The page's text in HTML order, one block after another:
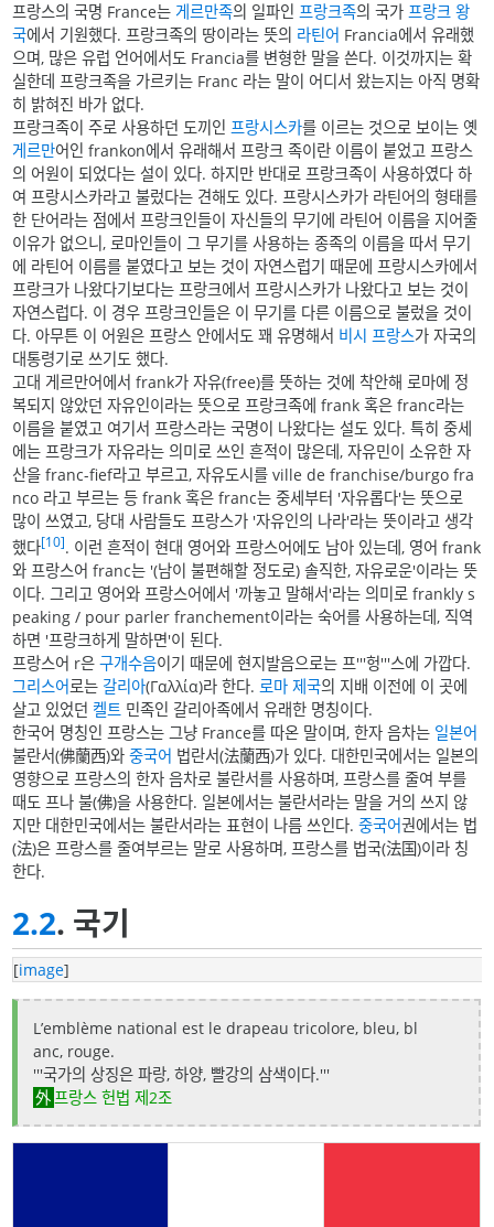
프랑스의 국명 France는 게르만족의 일파인프랑크족의 국가프랑크 왕
국에서 기원했다. 프랑크족의 땅이라는 뜻의 라틴어 Francia에서 유래했
으며, 많은 유럽 언어에서도 Francia를 변형한 말을 쓴다. 이것까지는 확
실한데 프랑크족을 가르키는 Franc 라는 말이 어디서 왔는지는 아직 명확
히 밝혀진 바가 없다.
프랑크족이 주로 사용하던 도끼인프랑시스카를 이르는 것으로 보이는 옛
게르만어인 frankon에서 유래해서 프랑크 족이란 이름이 붙었고 프랑스
의 어원이 되었다는 설이 있다. 하지만 반대로 프랑크족이 사용하였다 하
여 프랑시스카라고 불렀다는 견해도 있다. 프랑시스카가 라틴어의 형태를
한 단어라는 점에서 프랑크인들이 자신들의 무기에 라틴어 이름을 지어줄
이유가 없으니, 로마인들이 그 무기를 사용하는 종족의 이름을 따서 무기
에 라틴어 이름를 붙였다고 보는 것이 자연스럽기 때문에 프랑시스카에서
프랑크가 나왔다기보다는 프랑크에서 프랑시스카가 나왔다고 보는 것이
자연스럽다. 이 경우 프랑크인들은 이 무기를 다른 이름으로 불렀을 것이
다. 아무튼 이 어원은 프랑스 안에서도 꽤 유명해서 비시 프랑스가 자국의
대통령기로 쓰기도 했다.
고대 게르만어에서 frank가 자유(free)를 뜻하는 것에 착안해 로마에 정
복되지 않았던 자유인이라는 뜻으로 프랑크족에 frank 혹은 franc라는
이름을 붙였고 여기서 프랑스라는 국명이 나왔다는 설도 있다. 특히 중세
에는 프랑크가 자유라는 의미로 쓰인 흔적이 많은데, 자유민이 소유한 자
산을 franc-fief라고 부르고, 자유도시를 ville de franchise/burgo fra
nco 라고 부르는 등 frank 혹은 franc는 중세부터 '자유롭다'는 뜻으로
많이 쓰였고, 당대 사람들도 프랑스가 '자유인의 나라'라는 뜻이라고 생각
했다[10]. 이런 흔적이 현대 영어와 프랑스어에도 남아 있는데, 영어 frank
와 프랑스어 franc는 '(남이 불편해할 정도로) 솔직한, 자유로운'이라는 뜻
이다. 그리고 영어와 프랑스어에서 '까놓고 말해서'라는 의미로 frankly s
peaking / pour parler franchement이라는 숙어를 사용하는데, 직역
하면 '프랑크하게 말하면'이 된다.
프랑스어 r은구개수음이기 때문에 현지발음으로는 프'''헝'''스에 가깝다.
그리스어로는 갈리아(Γαλλία)라 한다.로마 제국의 지배 이전에 이 곳에
살고 있었던켈트 민족인 갈리아족에서 유래한 명칭이다.
한국어 명칭인 프랑스는 그냥 France를 따온 말이며, 한자 음차는 일본어
불란서(佛蘭西)와중국어 법란서(法蘭西)가 있다. 대한민국에서는 일본의
영향으로 프랑스의 한자 음차로 불란서를 사용하며, 프랑스를 줄여 부를
때도 프나 불(佛)을 사용한다. 일본에서는 불란서라는 말을 거의 쓰지 않
지만 대한민국에서는 불란서라는 표현이 나름 쓰인다.중국어권에서는 법
(法)은 프랑스를 줄여부르는 말로 사용하며, 프랑스를 법국(法国)이라 칭
한다.
2.2. 국기
[image]
L’emblème national est le drapeau tricolore, bleu, bl
anc, rouge.
'''국가의 상징은 파랑, 하양, 빨강의 삼색이다.'''
프랑스 헌법 제2조